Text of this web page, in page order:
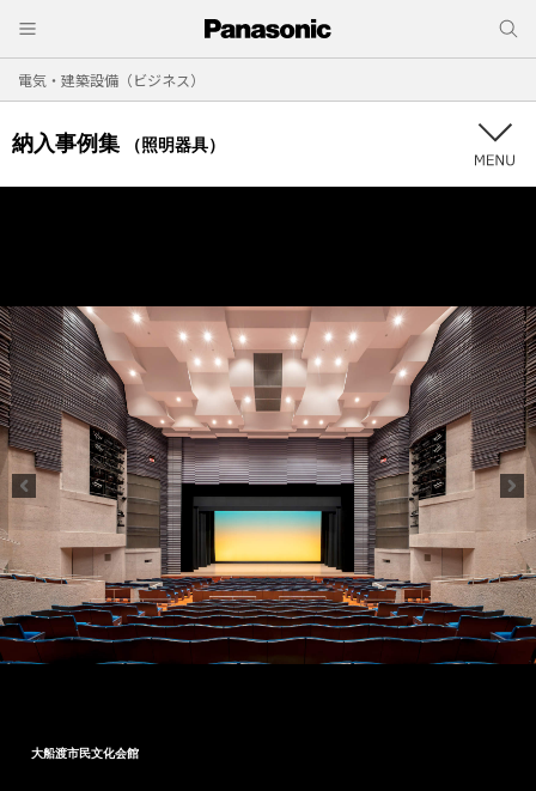
電気・建築設備（ビジネス）
納入事例集 （照明器具）
大船渡市民文化会館